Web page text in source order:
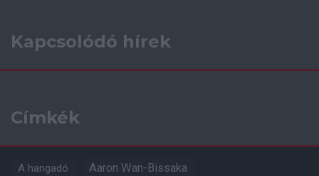
Kapcsolódó hírek
Címkék
A hangadó Aaron Wan-Bissaka